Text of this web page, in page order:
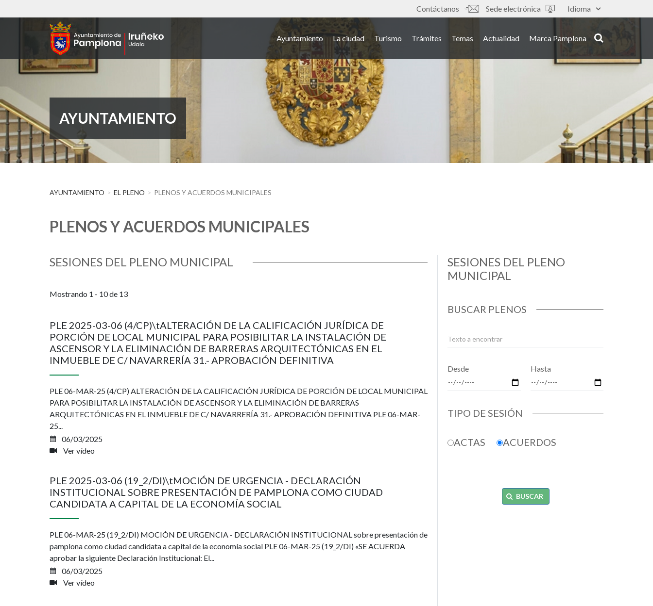
al
Idioma
Tools
Contáctanos Sede electrónica
Ayuntamiento La ciudad Turismo Trámites Temas Actualidad Marca Pamplona
AYUNTAMIENTO
AYUNTAMIENTO EL PLENO PLENOS Y ACUERDOS MUNICIPALES
PLENOS Y ACUERDOS MUNICIPALES
SESIONES DEL PLENO MUNICIPAL
Mostrando 1 - 10 de 13
PLE 2025-03-06 (4/CP)\tALTERACIÓN DE LA CALIFICACIÓN JURÍDICA DE
PORCIÓN DE LOCAL MUNICIPAL PARA POSIBILITAR LA INSTALACIÓN DE
ASCENSOR Y LA ELIMINACIÓN DE BARRERAS ARQUITECTÓNICAS EN EL
INMUEBLE DE C/ NAVARRERÍA 31.- APROBACIÓN DEFINITIVA
PLE 06-MAR-25 (4/CP) ALTERACIÓN DE LA CALIFICACIÓN JURÍDICA DE PORCIÓN DE LOCAL MUNICIPAL
PARA POSIBILITAR LA INSTALACIÓN DE ASCENSOR Y LA ELIMINACIÓN DE BARRERAS
ARQUITECTÓNICAS EN EL INMUEBLE DE C/ NAVARRERÍA 31.- APROBACIÓN DEFINITIVA PLE 06-MAR-
25...
06/03/2025
Ver vídeo
PLE 2025-03-06 (19_2/DI)\tMOCIÓN DE URGENCIA - DECLARACIÓN
INSTITUCIONAL SOBRE PRESENTACIÓN DE PAMPLONA COMO CIUDAD
CANDIDATA A CAPITAL DE LA ECONOMÍA SOCIAL
PLE 06-MAR-25 (19_2/DI) MOCIÓN DE URGENCIA - DECLARACIÓN INSTITUCIONAL sobre presentación de
pamplona como ciudad candidata a capital de la economía social PLE 06-MAR-25 (19_2/DI) «SE ACUERDA
aprobar la siguiente Declaración Institucional: El...
06/03/2025
Ver vídeo
SESIONES DEL PLENO
MUNICIPAL
BUSCAR PLENOS
Desde Hasta
TIPO DE SESIÓN
ACTAS ACUERDOS
BUSCAR